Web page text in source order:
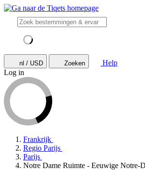
nl / USD Zoeken
Help
Log in
Frankrijk
Regio Parijs
Parijs
Notre Dame Ruimte - Eeuwige Notre-